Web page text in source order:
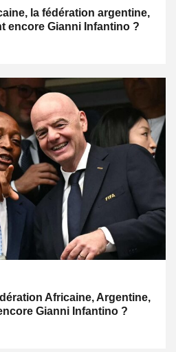
la fédération argentine,
encore Gianni Infantino ?
Africaine, Argentine,
Gianni Infantino ?